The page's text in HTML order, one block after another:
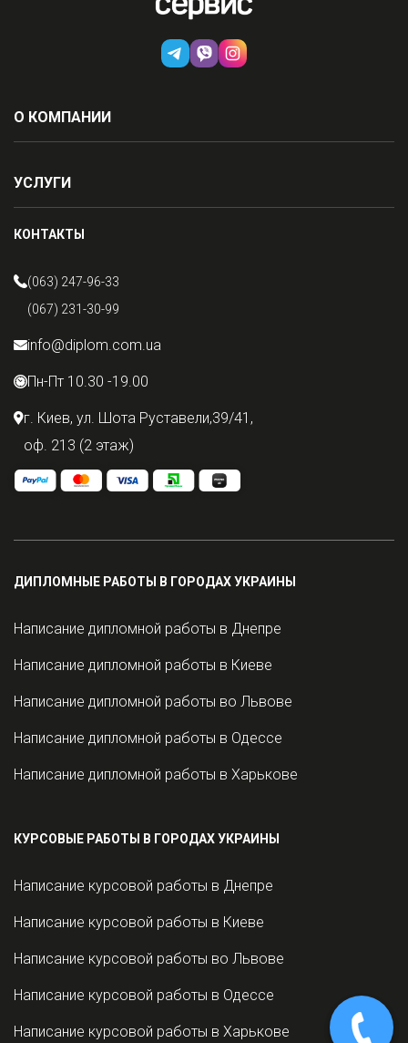
О КОМПАНИИ
УСЛУГИ
КОНТАКТЫ
(063) 247-96-33
(067) 231-30-99
info@diplom.com.ua
Пн-Пт 10.30 -19.00
г. Киев, ул. Шота Руставели,39/41,
оф. 213 (2 этаж)
ДИПЛОМНЫЕ РАБОТЫ В ГОРОДАХ УКРАИНЫ
Написание дипломной работы в Днепре
Написание дипломной работы в Киеве
Написание дипломной работы во Львове
Написание дипломной работы в Одессе
Написание дипломной работы в Харькове
КУРСОВЫЕ РАБОТЫ В ГОРОДАХ УКРАИНЫ
Написание курсовой работы в Днепре
Написание курсовой работы в Киеве
Написание курсовой работы во Львове
Написание курсовой работы в Одессе
Написание курсовой работы в Харькове